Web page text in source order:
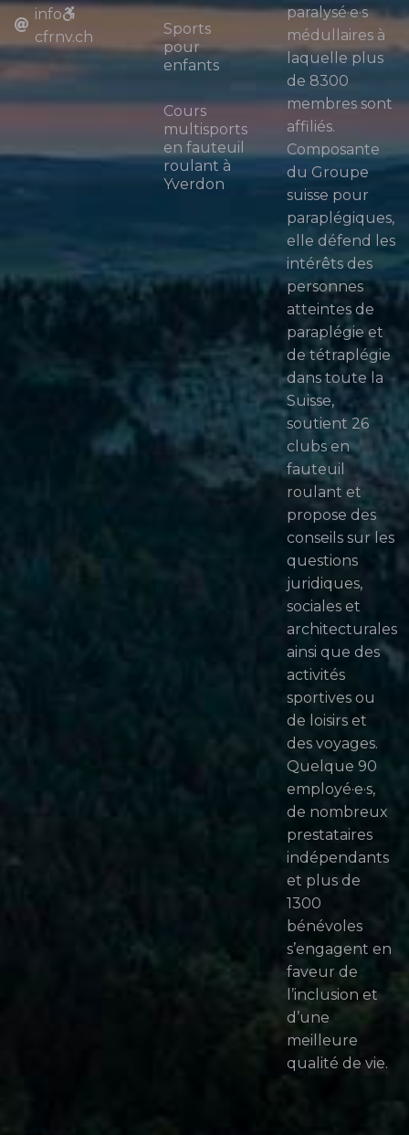
info
cfrnv.ch
Sports
pour
enfants
Cours
multisports
en fauteuil
roulant à
Yverdon
paralysé·e·s
médullaires à
laquelle plus
de 8300
membres sont
affiliés.
Composante
du Groupe
suisse pour
paraplégiques,
elle défend les
intérêts des
personnes
atteintes de
paraplégie et
de tétraplégie
dans toute la
Suisse,
soutient 26
clubs en
fauteuil
roulant et
propose des
conseils sur les
questions
juridiques,
sociales et
architecturales
ainsi que des
activités
sportives ou
de loisirs et
des voyages.
Quelque 90
employé·e·s,
de nombreux
prestataires
indépendants
et plus de
1300
bénévoles
s’engagent en
faveur de
l’inclusion et
d’une
meilleure
qualité de vie.